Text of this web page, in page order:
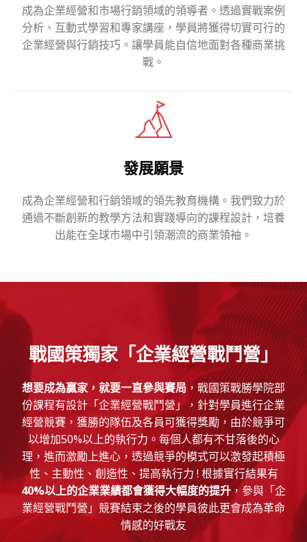
成為企業經營和市場行銷領域的領導者。透過實戰案例
分析、互動式學習和專家講座，學員將獲得切實可行的
企業經營與行銷技巧。讓學員能自信地面對各種商業挑
戰。
發展願景
成為企業經營和行銷領域的領先教育機構。我們致力於
通過不斷創新的教學方法和實踐導向的課程設計，培養
出能在全球市場中引領潮流的商業領袖。
戰國策獨家「企業經營戰鬥營」
想要成為贏家，就要一直參與賽局 ，戰國策戰勝學院部
份課程有設計「企業經營戰鬥營」，針對學員進行企業
經營競賽，獲勝的隊伍及各員可獲得獎勵，由於競爭可
以增加50%以上的執行力。每個人都有不甘落後的心
理，進而激勵上進心，透過競爭的模式可以激發起積極
性、主動性、創造性、提高執行力 ! 根據實行結果有
40%以上的企業業績都會獲得大幅度的提升 ，參與「企
業經營戰鬥營」競賽結束之後的學員彼此更會成為革命
情感的好戰友